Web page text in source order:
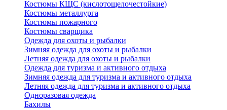
Костюмы КЩС (кислотощелочестойкие)
Костюмы металлурга
Костюмы пожарного
Костюмы сварщика
Одежда для охоты и рыбалки
Зимняя одежда для охоты и рыбалки
Летняя одежда для охоты и рыбалки
Одежда для туризма и активного отдыха
Зимняя одежда для туризма и активного отдыха
Летняя одежда для туризма и активного отдыха
Одноразовая одежда
Бахилы